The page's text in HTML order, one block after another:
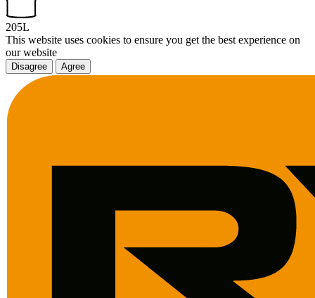
205L
This website uses cookies to ensure you get the best experience on
our website
Disagree Agree